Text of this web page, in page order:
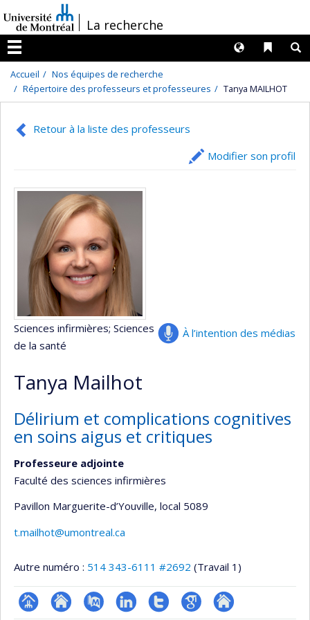
au
contenu
/La recherche
Menu
Liens
Langues
Accueil
Nos équipes de recherche
Répertoire des professeurs et professeures
Tanya MAILHOT
Retour à la liste des professeurs
Modifier son profil
À l’intention des médias
Sciences infirmières; Sciences
de la santé
Tanya Mailhot
Délirium et complications cognitives
en soins aigus et critiques
Professeure adjointe
Faculté des sciences infirmières
Pavillon Marguerite-d’Youville, local 5089
t.mailhot@umontreal.ca
Autre numéro : 514 343-6111 #2692 (Travail 1)